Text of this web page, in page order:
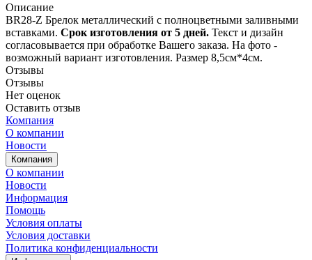
Описание
BR28-Z Брелок металлический с полноцветными заливными
вставками. Срок изготовления от 5 дней. Текст и дизайн
согласовывается при обработке Вашего заказа. На фото -
возможный вариант изготовления. Размер 8,5см*4см.
Отзывы
Отзывы
Нет оценок
Оставить отзыв
Компания
О компании
Новости
Компания
О компании
Новости
Информация
Помощь
Условия оплаты
Условия доставки
Политика конфиденциальности